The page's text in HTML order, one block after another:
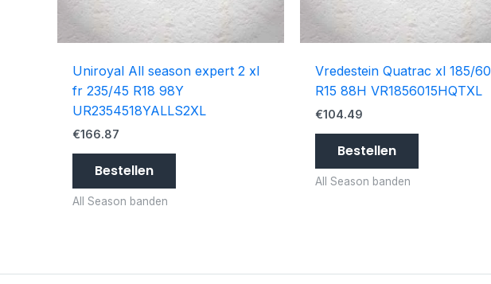
Uniroyal All season expert 2 xl
fr 235/45 R18 98Y
UR2354518YALLS2XL
€166.87
Bestellen
All Season banden
Vredestein Quatrac xl 185/60
R15 88H VR1856015HQTXL
€104.49
Bestellen
All Season banden